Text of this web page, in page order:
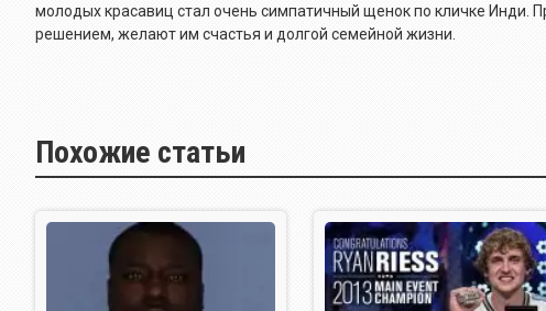
молодых красавиц стал очень симпатичный щенок по кличке
решением, желают им счастья и долгой семейной жизни.
Похожие статьи